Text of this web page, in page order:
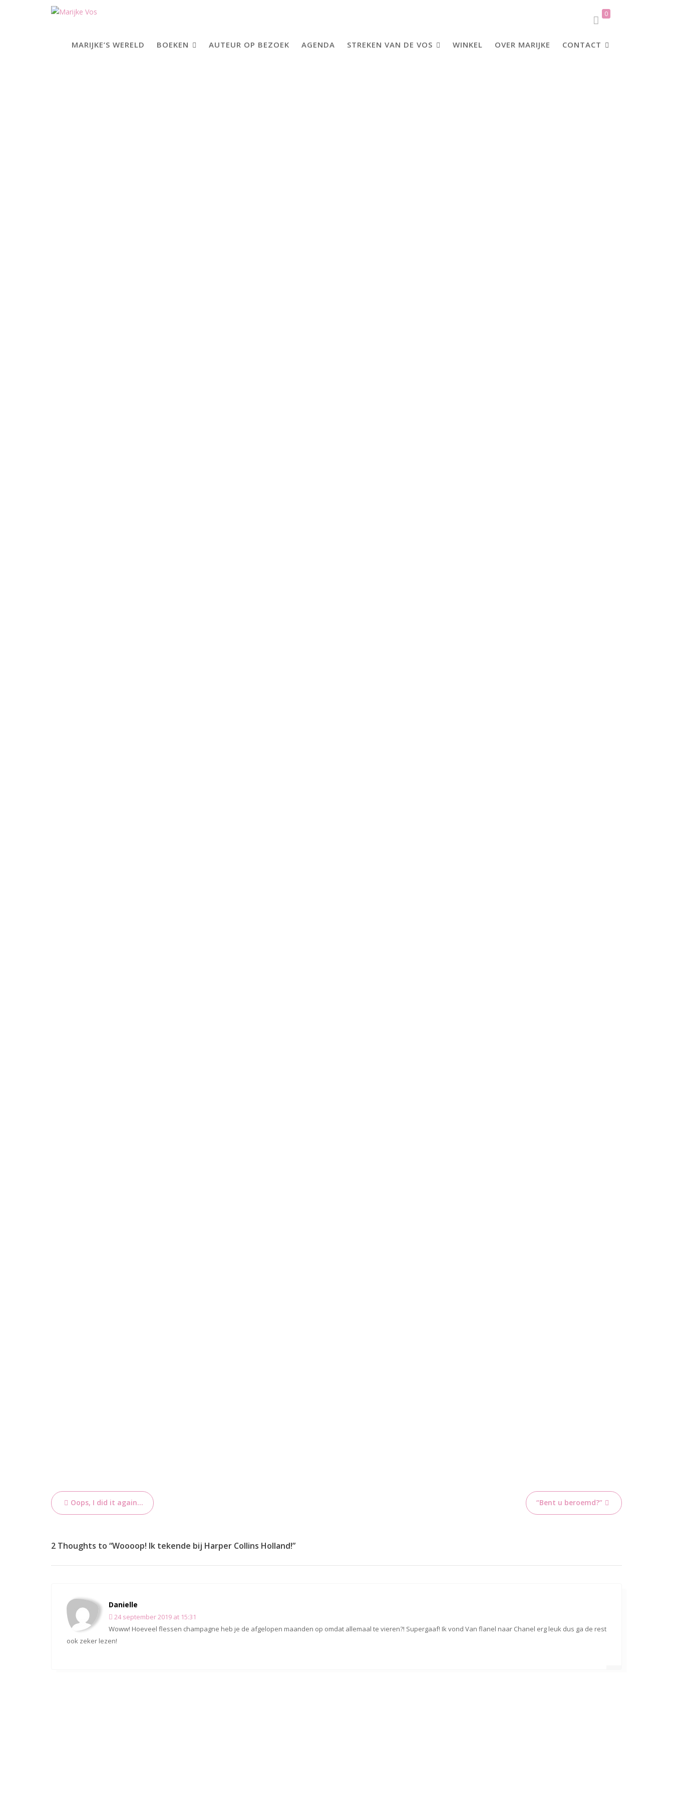
0
MARIJKE’S WERELD BOEKEN AUTEUR OP BEZOEK AGENDA STREKEN VAN DE VOS WINKEL OVER MARIJKE CONTACT
Bericht
navigatie
Oops, I did it again… “Bent u beroemd?”
2 Thoughts to “Woooop! Ik tekende bij Harper Collins Holland!”
Danielle
24 september 2019 at 15:31
Woww! Hoeveel flessen champagne heb je de afgelopen maanden op omdat allemaal te vieren?! Supergaaf! Ik vond Van flanel naar Chanel erg leuk dus ga de rest
ook zeker lezen!